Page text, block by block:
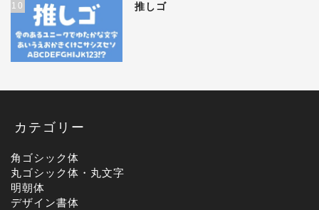
10 推しゴ
カテゴリー
角ゴシック体
丸ゴシック体・丸文字
明朝体
デザイン書体